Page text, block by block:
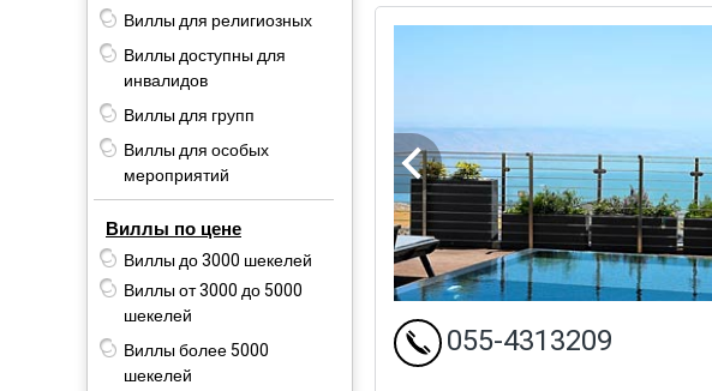
Виллы для религиозных
Виллы доступны для
инвалидов
Виллы для групп
Виллы для особых
мероприятий
Виллы по цене
Виллы до 3000 шекелей
Виллы от 3000 до 5000
шекелей
Виллы более 5000
шекелей
055-4313209